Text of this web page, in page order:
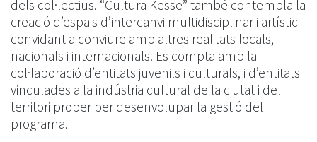
dels col·lectius. “Cultura Kesse” també contempla la
creació d’espais d’intercanvi multidisciplinar i artístic
convidant a conviure amb altres realitats locals,
nacionals i internacionals. Es compta amb la
col·laboració d’entitats juvenils i culturals, i d’entitats
vinculades a la indústria cultural de la ciutat i del
territori proper per desenvolupar la gestió del
programa.